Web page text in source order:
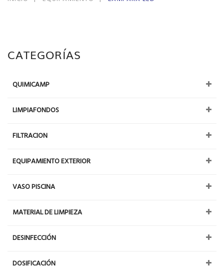
CATEGORÍAS
QUIMICAMP
LIMPIAFONDOS
FILTRACION
EQUIPAMIENTO EXTERIOR
VASO PISCINA
MATERIAL DE LIMPIEZA
DESINFECCIÓN
DOSIFICACIÓN